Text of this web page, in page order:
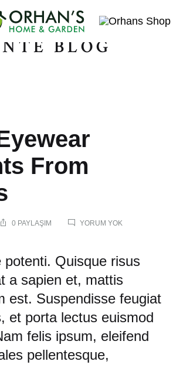
BLOG
From
0 PAYLAŞIM YORUM YOK
potenti. Quisque risus
a sapien et, mattis
est. Suspendisse feugiat
et porta lectus euismod
felis ipsum, eleifend
pellentesque,